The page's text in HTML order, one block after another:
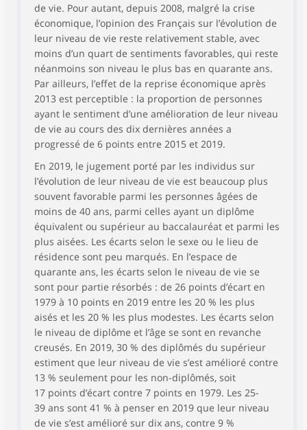
de vie. Pour autant, depuis 2008, malgré la crise
économique, l’opinion des Français sur l’évolution de
leur niveau de vie reste relativement stable, avec
moins d’un quart de sentiments favorables, qui reste
néanmoins son niveau le plus bas en quarante ans.
Par ailleurs, l’effet de la reprise économique après
2013 est perceptible : la proportion de personnes
ayant le sentiment d’une amélioration de leur niveau
de vie au cours des dix dernières années a
progressé de 6 points entre 2015 et 2019.
En 2019, le jugement porté par les individus sur
l’évolution de leur niveau de vie est beaucoup plus
souvent favorable parmi les personnes âgées de
moins de 40 ans, parmi celles ayant un diplôme
équivalent ou supérieur au baccalauréat et parmi les
plus aisées. Les écarts selon le sexe ou le lieu de
résidence sont peu marqués. En l’espace de
quarante ans, les écarts selon le niveau de vie se
sont pour partie résorbés : de 26 points d’écart en
1979 à 10 points en 2019 entre les 20 % les plus
aisés et les 20 % les plus modestes. Les écarts selon
le niveau de diplôme et l’âge se sont en revanche
creusés. En 2019, 30 % des diplômés du supérieur
estiment que leur niveau de vie s’est amélioré contre
13 % seulement pour les non-diplômés, soit
17 points d’écart contre 7 points en 1979. Les 25-
39 ans sont 41 % à penser en 2019 que leur niveau
de vie s’est amélioré sur dix ans, contre 9 %